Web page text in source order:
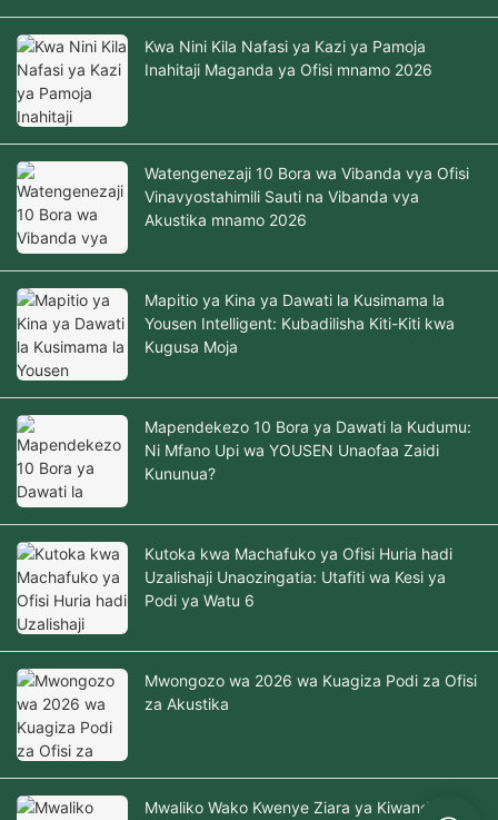
Kwa Nini Kila Nafasi ya Kazi ya Pamoja
Inahitaji Maganda ya Ofisi mnamo 2026
Watengenezaji 10 Bora wa Vibanda vya Ofisi
Vinavyostahimili Sauti na Vibanda vya
Akustika mnamo 2026
Mapitio ya Kina ya Dawati la Kusimama la
Yousen Intelligent: Kubadilisha Kiti-Kiti kwa
Kugusa Moja
Mapendekezo 10 Bora ya Dawati la Kudumu:
Ni Mfano Upi wa YOUSEN Unaofaa Zaidi
Kununua?
Kutoka kwa Machafuko ya Ofisi Huria hadi
Uzalishaji Unaozingatia: Utafiti wa Kesi ya
Podi ya Watu 6
Mwongozo wa 2026 wa Kuagiza Podi za Ofisi
za Akustika
Mwaliko Wako Kwenye Ziara ya Kiwanda